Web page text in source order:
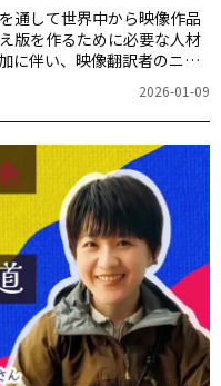
通して世界中から映像作品
版を作るために必要な人材
に伴い、映像翻訳者のニー
か。本連載では現在映像翻
し、十人十色のキャリア形
験やスキルについて深掘り
2026-01-09